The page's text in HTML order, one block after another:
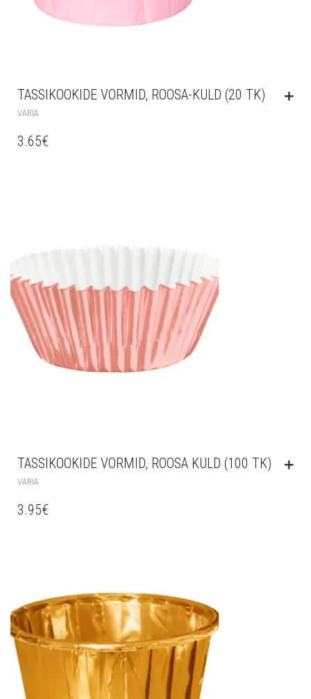
TASSIKOOKIDE VORMID, ROOSA-KULD (20 TK)
VARIA
3.65€
TASSIKOOKIDE VORMID, ROOSA KULD (100 TK)
VARIA
3.95€